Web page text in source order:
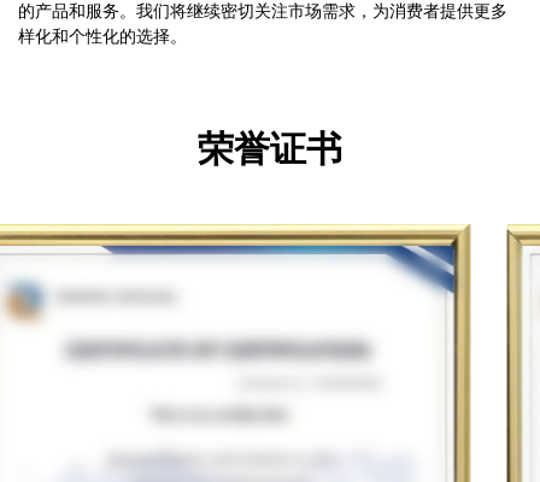
的产品和服务。我们将继续密切关注市场需求，为消费者提供更多
样化和个性化的选择。
荣誉证书